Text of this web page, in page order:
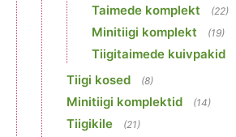
Taimede komplekt (22)
Minitiigi komplekt (19)
Tiigitaimede kuivpakid
Tiigi kosed (8)
Minitiigi komplektid (14)
Tiigikile (21)